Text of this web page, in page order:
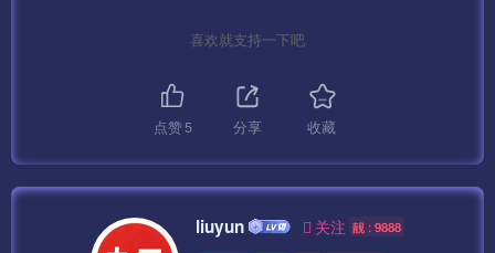
——————————————————————————–
开始架设:
按顺序启动游戏即可。
喜欢就支持一下吧
点赞5 分享 收藏
liuyun 关注 靓 : 9888